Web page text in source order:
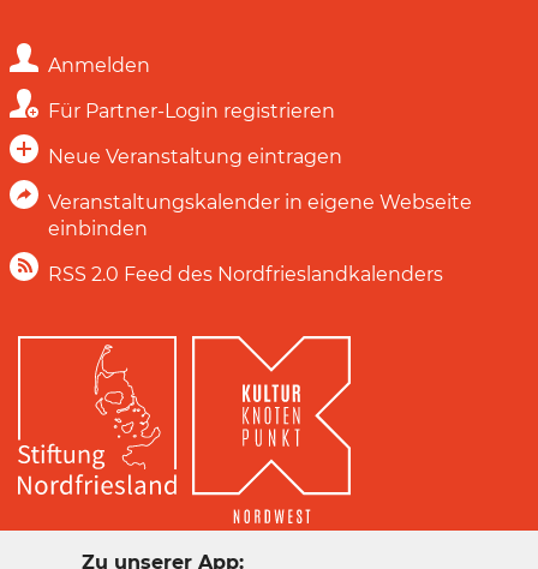
Anmelden
Für Partner-Login registrieren
Neue Veranstaltung eintragen
Veranstaltungskalender in eigene Webseite
einbinden
RSS 2.0 Feed des Nordfrieslandkalenders
Zu unserer App: